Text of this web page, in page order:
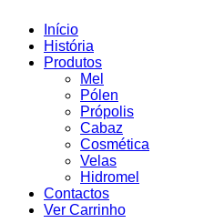
Início
História
Produtos
Mel
Pólen
Própolis
Cabaz
Cosmética
Velas
Hidromel
Contactos
Ver Carrinho